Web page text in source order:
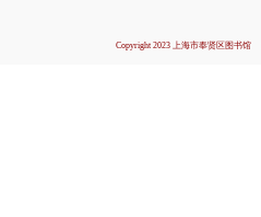
Copyright 2023 上海市奉贤区图书馆